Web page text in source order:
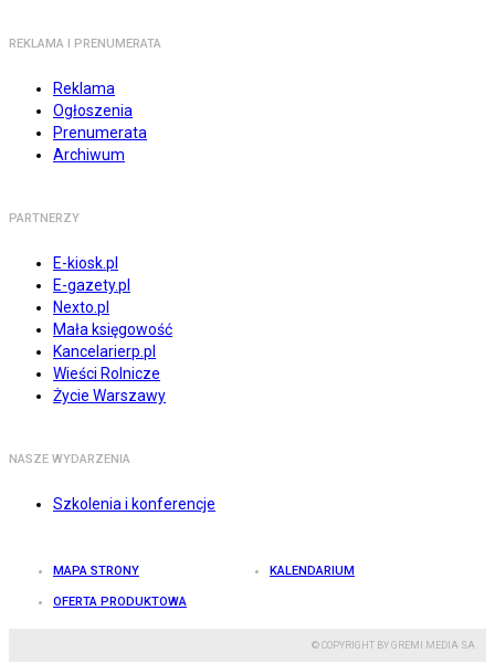
REKLAMA I PRENUMERATA
Reklama
Ogłoszenia
Prenumerata
Archiwum
PARTNERZY
E-kiosk.pl
E-gazety.pl
Nexto.pl
Mała księgowość
Kancelarierp.pl
Wieści Rolnicze
Życie Warszawy
NASZE WYDARZENIA
Szkolenia i konferencje
MAPA STRONY KALENDARIUM
OFERTA PRODUKTOWA
© COPYRIGHT BY GREMI MEDIA SA